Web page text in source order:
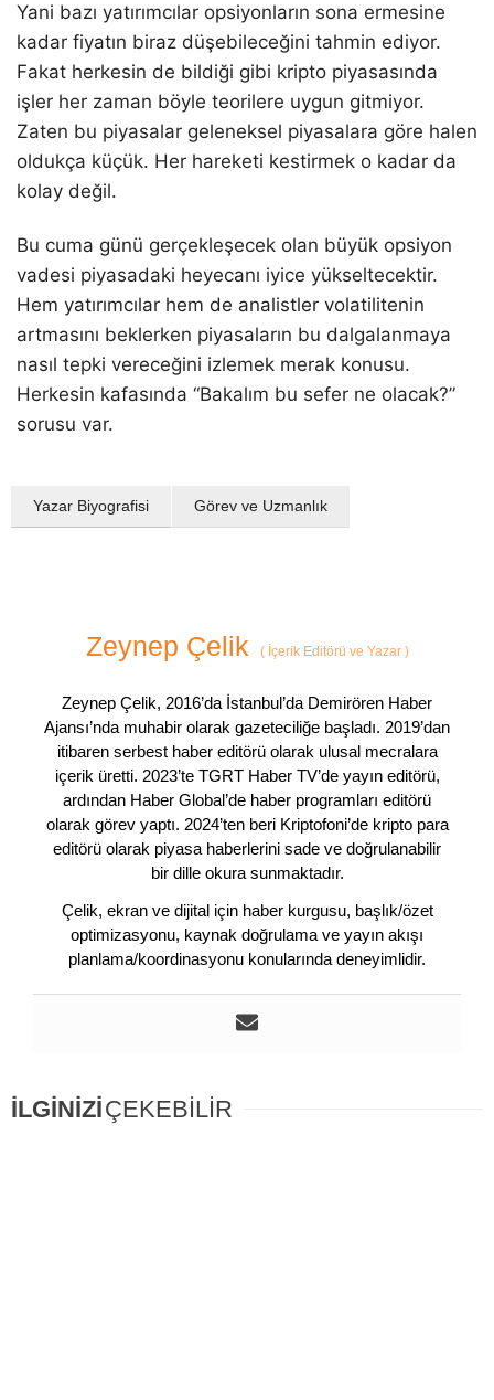
Yani bazı yatırımcılar opsiyonların sona ermesine
kadar fiyatın biraz düşebileceğini tahmin ediyor.
Fakat herkesin de bildiği gibi kripto piyasasında
işler her zaman böyle teorilere uygun gitmiyor.
Zaten bu piyasalar geleneksel piyasalara göre halen
oldukça küçük. Her hareketi kestirmek o kadar da
kolay değil.
Bu cuma günü gerçekleşecek olan büyük opsiyon
vadesi piyasadaki heyecanı iyice yükseltecektir.
Hem yatırımcılar hem de analistler volatilitenin
artmasını beklerken piyasaların bu dalgalanmaya
nasıl tepki vereceğini izlemek merak konusu.
Herkesin kafasında “Bakalım bu sefer ne olacak?”
sorusu var.
Yazar Biyografisi Görev ve Uzmanlık
Zeynep Çelik (İçerik Editörü ve Yazar )
Zeynep Çelik, 2016’da İstanbul’da Demirören Haber
Ajansı’nda muhabir olarak gazeteciliğe başladı. 2019’dan
itibaren serbest haber editörü olarak ulusal mecralara
içerik üretti. 2023’te TGRT Haber TV’de yayın editörü,
ardından Haber Global’de haber programları editörü
olarak görev yaptı. 2024’ten beri Kriptofoni’de kripto para
editörü olarak piyasa haberlerini sade ve doğrulanabilir
bir dille okura sunmaktadır.
Çelik, ekran ve dijital için haber kurgusu, başlık/özet
optimizasyonu, kaynak doğrulama ve yayın akışı
planlama/koordinasyonu konularında deneyimlidir.
İLGİNİZİÇEKEBİLİR